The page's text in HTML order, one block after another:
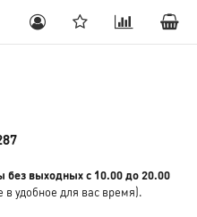
без выходных с 10.00 до 20.00
в удобное для вас время).